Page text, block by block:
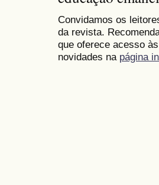
Convidamos os
da revista.
que oferece acesso às
novidades na página